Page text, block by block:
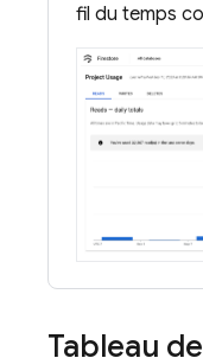
fil du temps
Tableau